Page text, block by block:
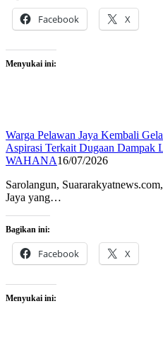
Facebook X
Menyukai ini:
Warga Pelawan Jaya Kembali
Aspirasi Terkait Dugaan Dampak
WAHANA16/07/2026
Sarolangun,
Jaya yang…
Bagikan ini:
Facebook X
Menyukai ini: